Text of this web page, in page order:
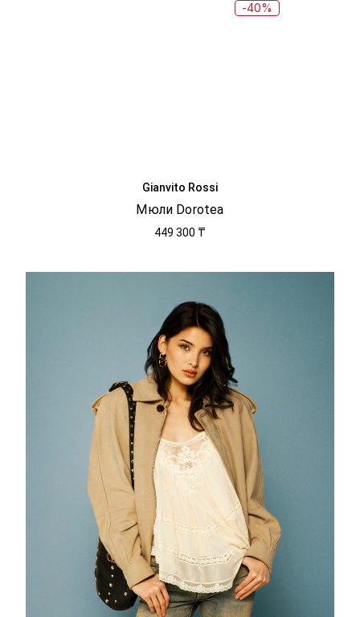
-40%
Gianvito Rossi
Мюли Dorotea
449 300 ₸